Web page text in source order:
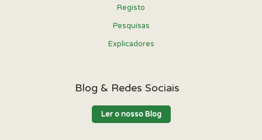
Registo
Pesquisas
Explicadores
Blog & Redes Sociais
Ler o nosso Blog